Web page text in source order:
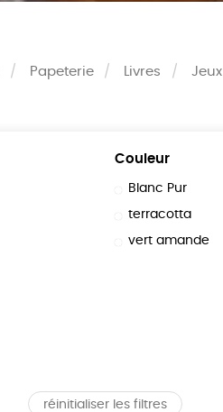
Papeterie Livres Jeux
Couleur
Blanc Pur
terracotta
vert amande
réinitialiser les filtres